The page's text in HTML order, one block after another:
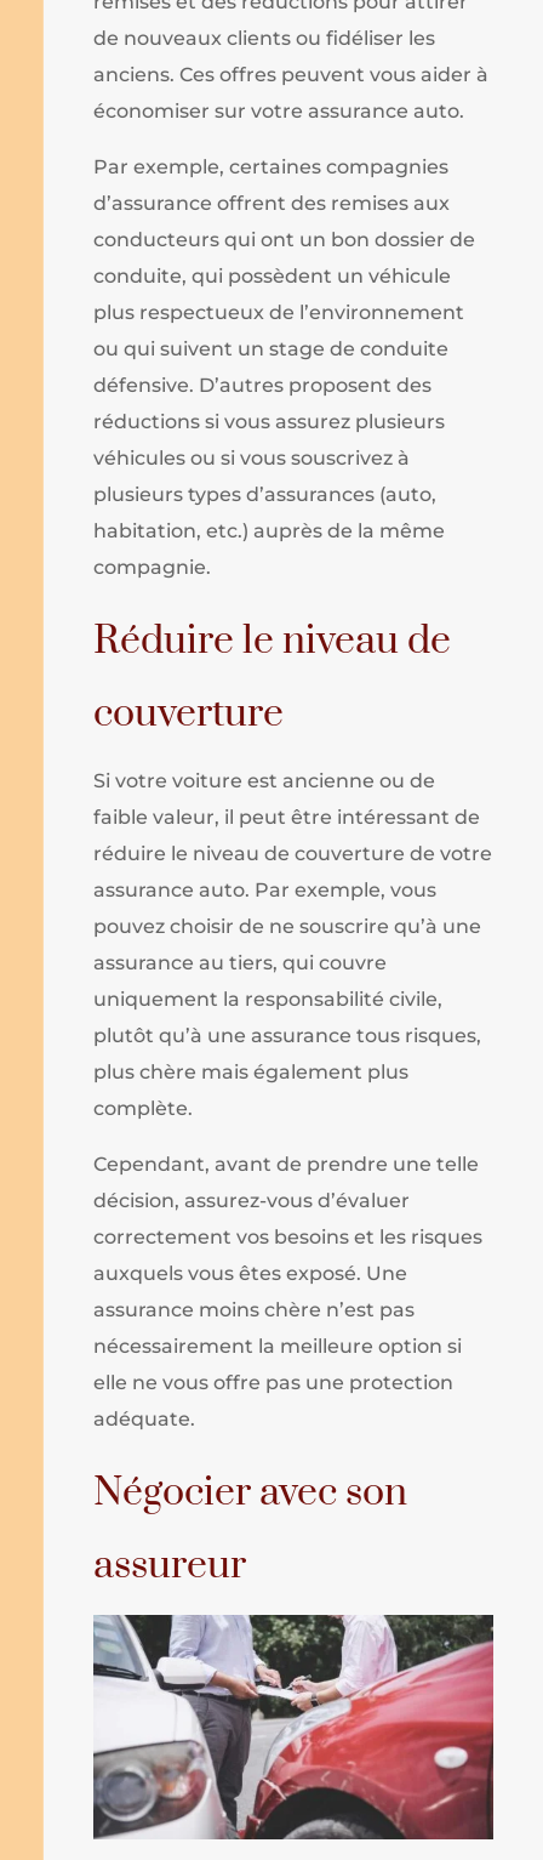
de nouveaux clients ou fidéliser les
anciens. Ces offres peuvent vous aider à
économiser sur votre assurance auto.
Par exemple, certaines compagnies
d’assurance offrent des remises aux
conducteurs qui ont un bon dossier de
conduite, qui possèdent un véhicule
plus respectueux de l’environnement
ou qui suivent un stage de conduite
défensive. D’autres proposent des
réductions si vous assurez plusieurs
véhicules ou si vous souscrivez à
plusieurs types d’assurances (auto,
habitation, etc.) auprès de la même
compagnie.
Réduire le niveau de
couverture
Si votre voiture est ancienne ou de
faible valeur, il peut être intéressant de
réduire le niveau de couverture de votre
assurance auto. Par exemple, vous
pouvez choisir de ne souscrire qu’à une
assurance au tiers, qui couvre
uniquement la responsabilité civile,
plutôt qu’à une assurance tous risques,
plus chère mais également plus
complète.
Cependant, avant de prendre une telle
décision, assurez-vous d’évaluer
correctement vos besoins et les risques
auxquels vous êtes exposé. Une
assurance moins chère n’est pas
nécessairement la meilleure option si
elle ne vous offre pas une protection
adéquate.
Négocier avec son
assureur